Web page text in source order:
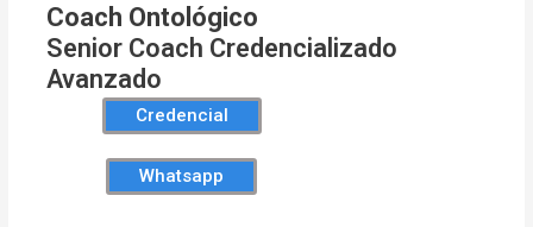
Coach Ontológico
Senior Coach Credencializado
Avanzado
Credencial
Whatsapp